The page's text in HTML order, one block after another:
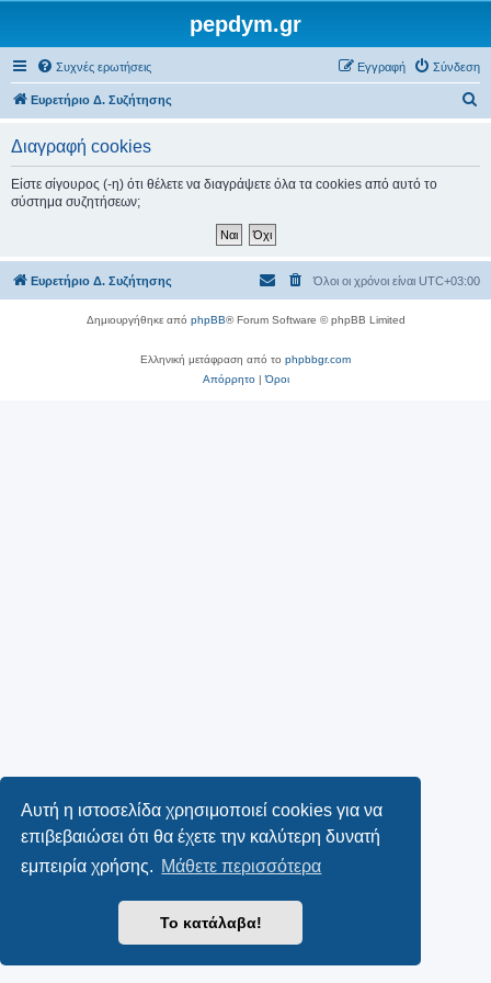
Αυτή η ιστοσελίδα χρησιμοποιεί cookies για να
επιβεβαιώσει ότι θα έχετε την καλύτερη δυνατή
εμπειρία χρήσης. Μάθετε περισσότερα
Το κατάλαβα!
pepdym.gr
Συχνές ερωτήσεις Σύνδεση
Εγγραφή
Ευρετήριο Δ. Συζήτησης
σ
Διαγραφή cookies
Είστε σίγουρος (-η) ότι θέλετε να διαγράψετε όλα τα cookies από αυτό το
σύστημα συζητήσεων;
Ευρετήριο Δ. Συζήτησης Όλοι οι χρόνοι είναι UTC+03:00
Δημιουργήθηκε από phpBB® Forum Software © phpBB Limited
Ελληνική μετάφραση από το phpbbgr.com
Απόρρητο|Όροι